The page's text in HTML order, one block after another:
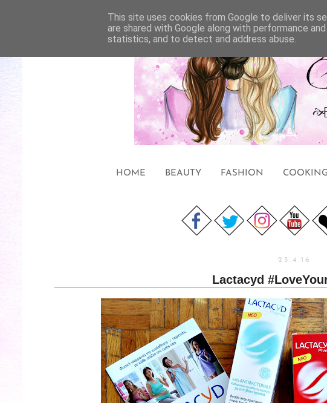
HOME BEAUTY FASHION COOKING
23.4.16
Lactacyd
This site uses cookies from Google to deliver its
are shared with Google along with performance
statistics, and to detect and address abuse.